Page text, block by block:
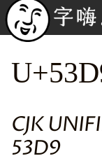
CJK
53D9